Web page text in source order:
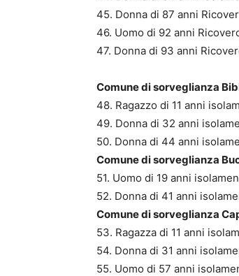
45. Donna di 87 anni
46. Uomo di 92 anni
47. Donna di 93 anni
Comune di sorveglianza
48. Ragazzo di 11 anni
49. Donna di 32 anni
50. Donna di 44 anni
Comune di sorveglianza
51. Uomo di 19 anni
52. Donna di 41 anni
Comune di sorveglianza
53. Ragazza di 11 anni
54. Donna di 31 anni
55. Uomo di 57 anni